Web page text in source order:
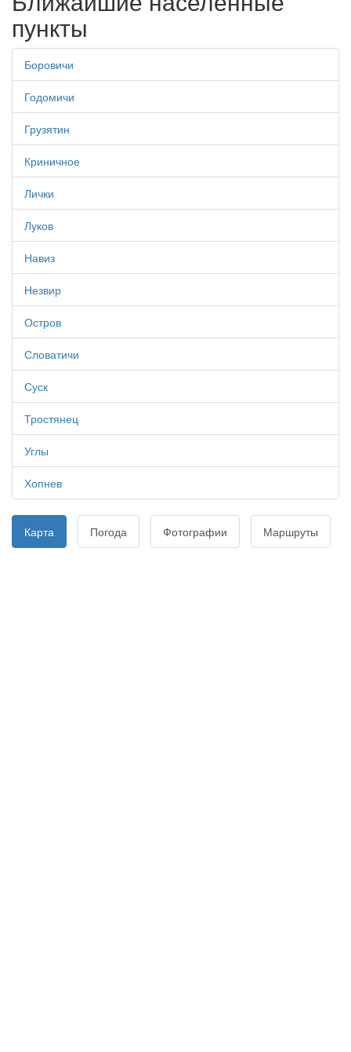
пункты
Боровичи
Годомичи
Грузятин
Криничное
Лички
Луков
Навиз
Незвир
Остров
Словатичи
Суск
Тростянец
Углы
Хопнев
Карта Погода Фотографии Маршруты